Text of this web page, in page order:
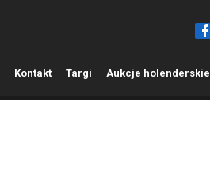
Kontakt Targi Aukcje holenderskie